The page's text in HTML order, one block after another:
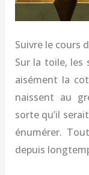
Suivre le cours
Sur la toile, les
aisément la
naissent au
sorte qu’il
énumérer.
depuis